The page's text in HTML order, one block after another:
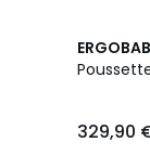
329,90